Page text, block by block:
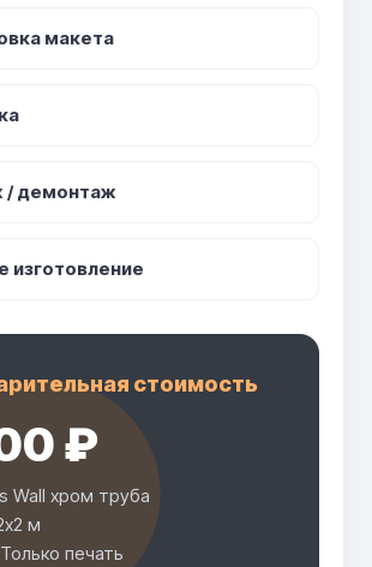
макета
/ демонтаж
изготовление
стоимость
₽
Wall хром труба
м
печать